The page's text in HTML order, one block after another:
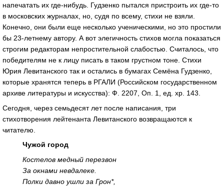
напечатать их где-нибудь. Гудзенко пытался пристроить их где-то
в московских журналах, но, судя по всему, стихи не взяли.
Конечно, они были еще несколько ученическими, но это простили
бы 23-летнему автору. А вот элегичность стихов могла показаться
строгим редакторам непростительной слабостью. Считалось, что
победителям не к лицу писать в таком грустном тоне. Стихи
Юрия Левитанского так и остались в бумагах Семёна Гудзенко,
которые хранятся теперь в РГАЛИ (Российском государственном
архиве литературы и искусства): Ф. 2207, Оп. 1, ед. хр. 143.
Сегодня, через семьдесят лет после написания, три
стихотворения лейтенанта Левитанского возвращаются к
читателю.
Чужой город
Костелов медный перезвон
За окнами невдалеке.
Полки давно ушли за Грон*,